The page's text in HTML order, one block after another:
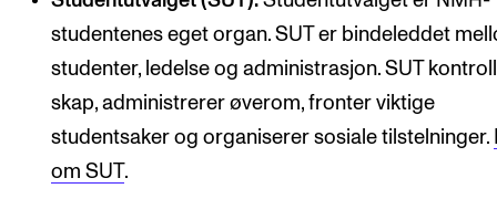
studentenes eget organ. SUT er bindeleddet
studenter, ledelse og administrasjon. SUT
skap, administrerer øverom, fronter viktige
studentsaker og organiserer sosiale tilstelninger.
om SUT.